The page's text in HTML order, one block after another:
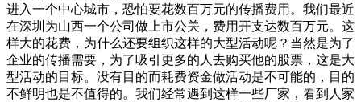
进入一个中心城市，恐怕要花数百万元的传播费用。我们最近
在深圳为山西一个公司做上市公关，费用开支达数百万元。这
样大的花费，为什么还要组织这样的大型活动呢？当然是为了
企业的传播需要，为了吸引更多的人去购买他的股票，这是大
型活动的目标。没有目的而耗费资金做活动是不可能的，目的
不鲜明也是不值得的。我们经常遇到这样一些厂家，看到人家